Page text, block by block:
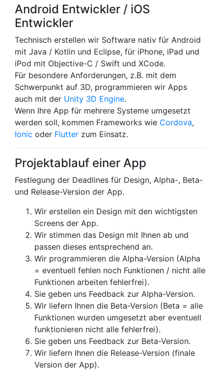
Android Entwickler / iOS
Entwickler
Technisch erstellen wir Software nativ für Android
mit Java / Kotlin und Eclipse, für iPhone, iPad und
iPod mit Objective-C / Swift und XCode.
Für besondere Anforderungen, z.B. mit dem
Schwerpunkt auf 3D, programmieren wir Apps
auch mit der Unity 3D Engine.
Wenn Ihre App für mehrere Systeme umgesetzt
werden soll, kommen Frameworks wie Cordova,
Ionic oder Flutter zum Einsatz.
Projektablauf einer App
Festlegung der Deadlines für Design, Alpha-, Beta-
und Release-Version der App.
Wir erstellen ein Design mit den wichtigsten
Screens der App.
Wir stimmen das Design mit Ihnen ab und
passen dieses entsprechend an.
Wir programmieren die Alpha-Version (Alpha
= eventuell fehlen noch Funktionen / nicht alle
Funktionen arbeiten fehlerfrei).
Sie geben uns Feedback zur Alpha-Version.
Wir liefern Ihnen die Beta-Version (Beta = alle
Funktionen wurden umgesetzt aber eventuell
funktionieren nicht alle fehlerfrei).
Sie geben uns Feedback zur Beta-Version.
Wir liefern Ihnen die Release-Version (finale
Version der App).